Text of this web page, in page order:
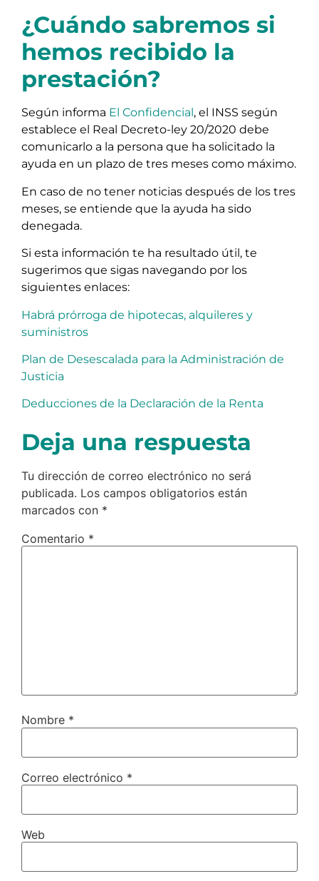
¿Cuándo sabremos si
hemos recibido la
prestación?
Según informa El Confidencial , el INSS según
establece el Real Decreto-ley 20/2020 debe
comunicarlo a la persona que ha solicitado la
ayuda en un plazo de tres meses como máximo.
En caso de no tener noticias después de los tres
meses, se entiende que la ayuda ha sido
denegada.
Si esta información te ha resultado útil, te
sugerimos que sigas navegando por los
siguientes enlaces:
Habrá prórroga de hipotecas, alquileres y
suministros
Plan de Desescalada para la Administración de
Justicia
Deducciones de la Declaración de la Renta
Deja una respuesta
Tu dirección de correo electrónico no será
publicada. Los campos obligatorios están
marcados con *
Comentario *
Nombre *
Correo electrónico *
Web